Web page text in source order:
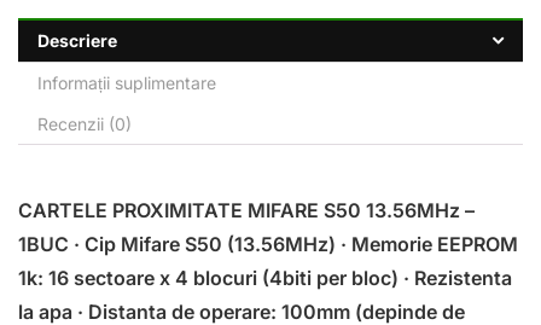
Descriere
Informații suplimentare
Recenzii (0)
CARTELE PROXIMITATE MIFARE S50 13.56MHz –
1BUC · Cip Mifare S50 (13.56MHz) · Memorie EEPROM
1k: 16 sectoare x 4 blocuri (4biti per bloc) · Rezistenta
la apa · Distanta de operare: 100mm (depinde de